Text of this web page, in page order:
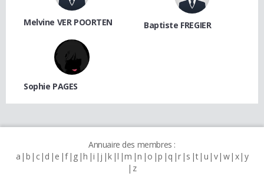
Melvine VER POORTEN Baptiste FREGIER
Sophie PAGES
Annuaire des membres :
a b c d e f g h i j k l m n o p q r s t u v w x y
z